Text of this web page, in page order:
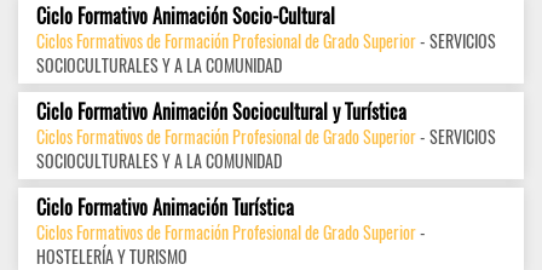
Ciclo Formativo Animación Socio-Cultural
Ciclos Formativos de Formación Profesional de Grado Superior- SERVICIOS
SOCIOCULTURALES Y A LA COMUNIDAD
Ciclo Formativo Animación Sociocultural y Turística
Ciclos Formativos de Formación Profesional de Grado Superior- SERVICIOS
SOCIOCULTURALES Y A LA COMUNIDAD
Ciclo Formativo Animación Turística
Ciclos Formativos de Formación Profesional de Grado Superior-
HOSTELERÍA Y TURISMO